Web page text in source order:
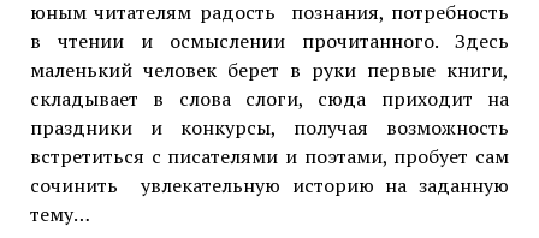
юным читателям радость познания, потребность
в чтении и осмыслении прочитанного. Здесь
маленький человек берет в руки первые книги,
складывает в слова слоги, сюда приходит на
праздники и конкурсы, получая возможность
встретиться с писателями и поэтами, пробует сам
сочинить увлекательную историю на заданную
тему…